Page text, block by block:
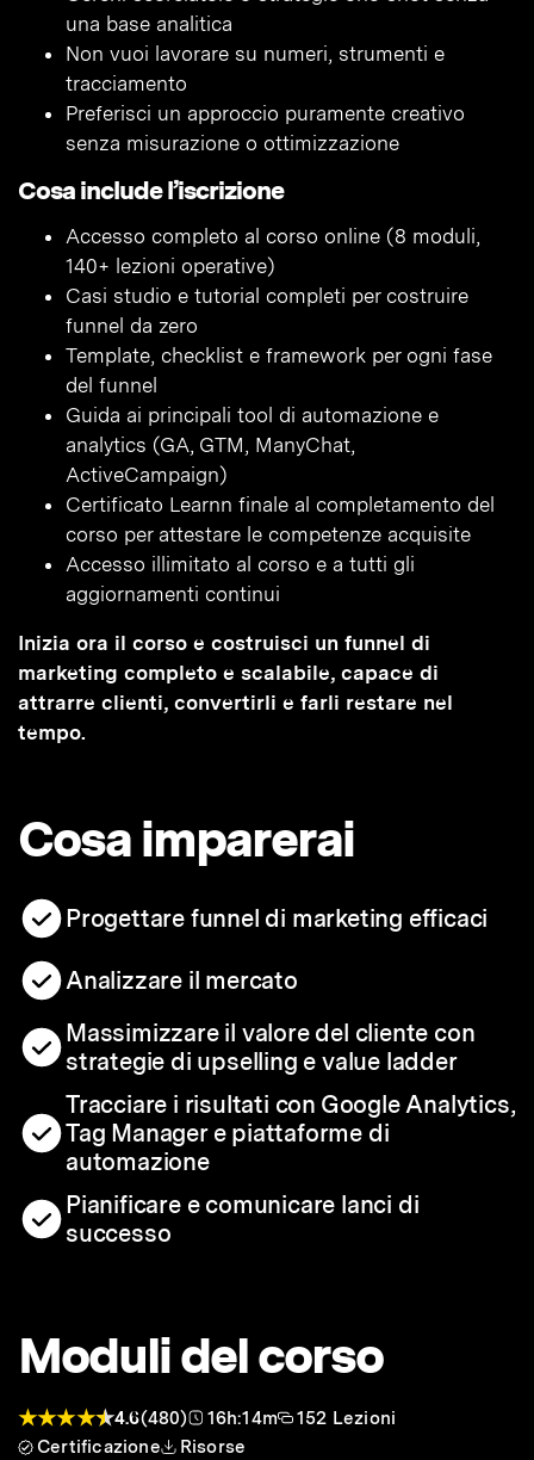
una base analitica
Non vuoi lavorare su numeri, strumenti e
tracciamento
Preferisci un approccio puramente creativo
senza misurazione o ottimizzazione
Cosa include l’iscrizione
Accesso completo al corso online (8 moduli,
140+ lezioni operative)
Casi studio e tutorial completi per costruire
funnel da zero
Template, checklist e framework per ogni fase
del funnel
Guida ai principali tool di automazione e
analytics (GA, GTM, ManyChat,
ActiveCampaign)
Certificato Learnn finale al completamento del
corso per attestare le competenze acquisite
Accesso illimitato al corso e a tutti gli
aggiornamenti continui
Inizia ora il corso e costruisci un funnel di
marketing completo e scalabile, capace di
attrarre clienti, convertirli e farli restare nel
tempo.
Cosa imparerai
Progettare funnel di marketing efficaci
Analizzare il mercato
Massimizzare il valore del cliente con
strategie di upselling e value ladder
Tracciare i risultati con Google Analytics,
Tag Manager e piattaforme di
automazione
Pianificare e comunicare lanci di
successo
Moduli del corso
4.6(480) 16h:14m
152 Lezioni
Certificazione
Risorse